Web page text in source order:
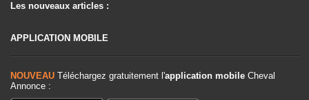
Les nouveaux articles :
APPLICATION MOBILE
NOUVEAU Téléchargez gratuitement l'application mobile Cheval
Annonce :